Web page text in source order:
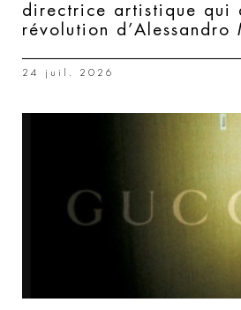
directrice artistique qui
révolution d’Alessandro
24 juil. 2026